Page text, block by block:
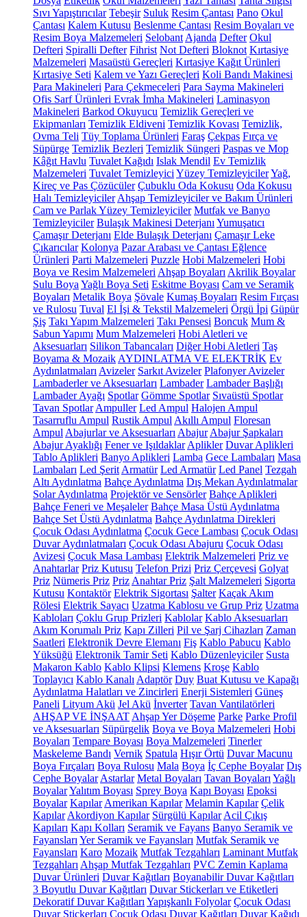
Sıvı Yapıştırıcılar Tebeşir Suluk Resim Çantası Pano Okul
Çantası Kalem Kutusu Beslenme Çantası Resim Boyaları ve
Resim Boya Malzemeleri Selobant Ajanda Defter Okul
Defteri Spiralli Defter Fihrist Not Defteri Bloknot Kırtasiye
Malzemeleri Masaüstü Gereçleri Kırtasiye Kağıt Ürünleri
Kırtasiye Seti Kalem ve Yazı Gereçleri Koli Bandı Makinesi
Para Makineleri Para Çekmeceleri Para Sayma Makineleri
Ofis Sarf Ürünleri Evrak İmha Makineleri Laminasyon
Makineleri Barkod Okuyucu Temizlik Gereçleri ve
Ekipmanları Temizlik Eldiveni Temizlik Kovası Temizlik,
Ovma Teli Tüy Toplama Ürünleri Faraş Çekpas Fırça ve
Süpürge Temizlik Bezleri Temizlik Süngeri Paspas ve Mop
Kâğıt Havlu Tuvalet Kağıdı Islak Mendil Ev Temizlik
Malzemeleri Tuvalet Temizleyici Yüzey TemizleyicilerYağ,
Kireç ve Pas Çözücüler Çubuklu Oda Kokusu Oda Kokusu
Halı Temizleyiciler Ahşap Temizleyiciler ve Bakım Ürünleri
Cam ve Parlak Yüzey Temizleyiciler Mutfak ve Banyo
Temizleyiciler Bulaşık Makinesi Deterjanı Yumuşatıcı
Çamaşır Deterjanı Elde Bulaşık Deterjanı Çamaşır Leke
Çıkarıcılar Kolonya Pazar Arabası ve Çantası Eğlence
Ürünleri Parti Malzemeleri Puzzle Hobi Malzemeleri Hobi
Boya ve Resim Malzemeleri Ahşap Boyaları Akrilik Boyalar
Sulu Boya Yağlı Boya Seti Eskitme Boyası Cam ve Seramik
Boyaları Metalik Boya Şövale Kumaş Boyaları Resim Fırçası
ve Rulosu Tuval El İşi & Tekstil Malzemeleri Örgü İpi Güpür
Şiş Takı Yapım Malzemeleri Takı Pensesi Boncuk Mum &
Sabun Yapımı Mum Malzemeleri Hobi Aletleri ve
Aksesuarları Silikon Tabancaları Diğer Hobi Aletleri Taş
Boyama & Mozaik AYDINLATMA VE ELEKTRİK Ev
Aydınlatmaları Avizeler Sarkıt Avizeler Plafonyer Avizeler
Lambaderler ve Aksesuarları Lambader Lambader Başlığı
Lambader Ayağı Spotlar Gömme Spotlar Sıvaüstü Spotlar
Tavan Spotlar Ampuller Led Ampul Halojen Ampul
Tasarruflu Ampul Rustik Ampul Akıllı Ampul Floresan
Ampul Abajurlar ve Aksesuarları Abajur Abajur Şapkaları
Abajur Ayaklığı Fener ve Işıldaklar Aplikler Duvar Aplikleri
Tablo Aplikleri Banyo Aplikleri Lamba Gece Lambaları Masa
Lambaları Led Şerit Armatür Led Armatür Led Panel Tezgah
Altı Aydınlatma Bahçe Aydınlatma Dış Mekan Aydınlatmalar
Solar Aydınlatma Projektör ve Sensörler Bahçe Aplikleri
Bahçe Feneri ve Meşaleler Bahçe Masa Üstü Aydınlatma
Bahçe Set Üstü Aydınlatma Bahçe Aydınlatma Direkleri
Çocuk Odası Aydınlatma Çocuk Gece Lambası Çocuk Odası
Duvar Aydınlatmaları Çocuk Odası Abajuru Çocuk Odası
Avizesi Çocuk Masa Lambası Elektrik Malzemeleri Priz ve
Anahtarlar Priz Kutusu Telefon Prizi Priz Çerçevesi Golyat
Priz Nümeris Priz Priz Anahtar Priz Şalt Malzemeleri Sigorta
Kutusu Kontaktör Elektrik Sigortası Şalter Kaçak Akım
Rölesi Elektrik Sayacı Uzatma Kablosu ve Grup Priz Uzatma
Kabloları Çoklu Grup Prizleri Kablolar Kablo Aksesuarları
Akım Korumalı Priz Kapı Zilleri Pil ve Şarj Cihazları Zaman
Saatleri Elektronik Devre Elemanı Fiş Kablo Pabucu Kablo
Yüksüğü Elektronik Tamir Seti Kablo Düzenleyiciler Susta
Makaron Kablo Kablo Klipsi Klemens Kroşe Kablo
Toplayıcı Kablo Kanalı Adaptör Duy Buat Kutusu ve Kapağı
Aydınlatma Halatları ve Zincirleri Enerji Sistemleri Güneş
Paneli Lityum Akü Jel Akü İnverter Tavan Vantilatörleri
AHŞAP VE İNŞAAT Ahşap Yer Döşeme Parke Parke Profil
ve Aksesuarları Süpürgelik Boya ve Boya Malzemeleri Hobi
Boyaları Tempare Boyası Boya Malzemeleri Tinerler
Maskeleme Bandı Vernik Spatula Hışır Örtü Duvar Macunu
Boya Fırçaları Boya Rulosu Mala Boya İç Cephe Boyalar Dış
Cephe Boyalar Astarlar Metal Boyaları Tavan Boyaları Yağlı
BoyalarYalıtım Boyası Sprey Boya Kapı Boyası Epoksi
Boyalar Kapılar Amerikan Kapılar Melamin Kapılar Çelik
Kapılar Akordiyon Kapılar Sürgülü Kapılar Acil Çıkış
Kapıları Kapı Kolları Seramik ve Fayans Banyo Seramik ve
Fayansları Yer Seramik ve Fayansları Mutfak Seramik ve
Fayansları Karo Mozaik Mutfak Tezgahları Laminant Mutfak
Tezgahları Ahşap Mutfak Tezgahları PVC Zemin Kaplama
Duvar Ürünleri Duvar Kağıtları Boyanabilir Duvar Kağıtları
3 Boyutlu Duvar Kağıtları Duvar Stickerları ve Etiketleri
Dekoratif Duvar Kağıtları Yapışkanlı Folyolar Çocuk Odası
Duvar Stickerları Çocuk Odası Duvar Kağıtları Duvar Kağıdı